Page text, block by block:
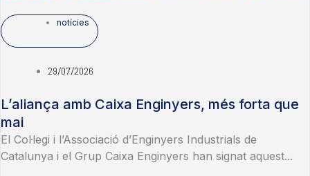
notícies
29/07/2026
L’aliança amb Caixa Enginyers, més forta que
mai
El Col·legi i l’Associació d’Enginyers Industrials de
Catalunya i el Grup Caixa Enginyers han signat aquest...